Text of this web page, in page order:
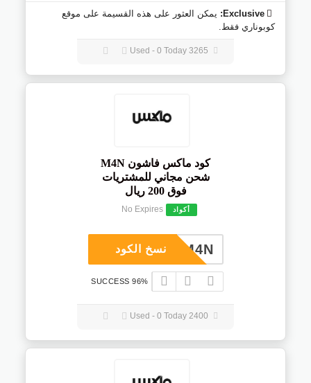
Exclusive:
يمكن العثور على هذه القسيمة على موقع
كوبوناري فقط.
كود ماكس فاشون M4N
شحن مجاني للمشتريات
فوق 200 ريال
أكواد No Expires
M4N نسخ الكود
96% SUCCESS